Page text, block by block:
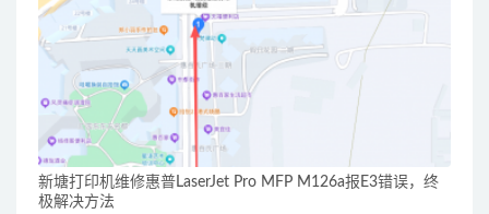
新塘打印机维修惠普LaserJet Pro MFP M126a报E3错误，终
极解决方法